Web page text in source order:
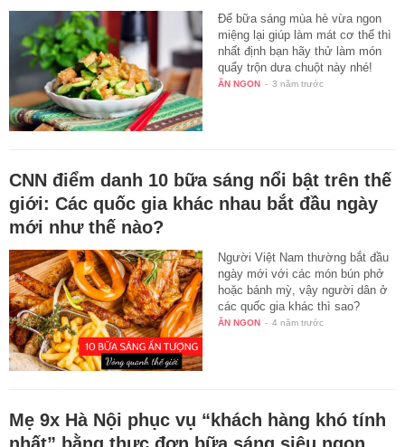
Để bữa sáng mùa hè vừa ngon
miệng lại giúp làm mát cơ thể thì
nhất định bạn hãy thử làm món
quẩy trộn dưa chuột này nhé!
ĂN NGON - 3 năm trước
CNN điểm danh 10 bữa sáng nổi bật trên thế
giới: Các quốc gia khác nhau bắt đầu ngày
mới như thế nào?
Người Việt Nam thường bắt đầu
ngày mới với các món bún phở
hoặc bánh mỳ, vậy người dân ở
các quốc gia khác thì sao?
ĂN NGON - 4 năm trước
Mẹ 9x Hà Nội phục vụ “khách hàng khó tính